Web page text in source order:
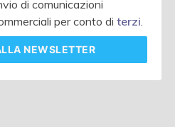
di comunicazioni
per conto diterzi
NEWSLETTER